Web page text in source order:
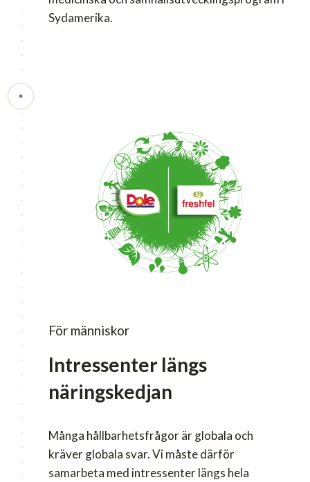
Sydamerika.
För människor
Intressenter längs
näringskedjan
Många hållbarhetsfrågor är globala och
kräver globala svar. Vi måste därför
samarbeta med intressenter längs hela